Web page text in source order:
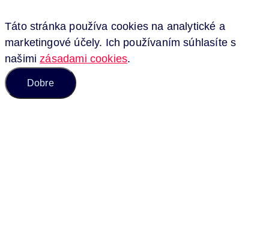
Táto stránka používa cookies na analytické a
marketingové účely. Ich používaním súhlasíte s
našimizásadami cookies.
Dobre